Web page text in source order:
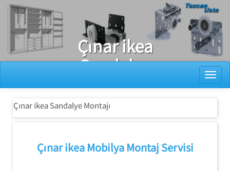
Ray Dolap Tamiri
Çınar ikea
Sandalye
Montajı
Çınar ikea Sandalye Montajı
Çınar ikea Mobilya Montaj Servisi